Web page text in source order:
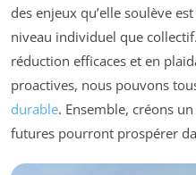
des enjeux qu’elle soulève
niveau individuel que
réduction efficaces et en
proactives, nous pouvons
durable. Ensemble, créons
futures pourront prospérer